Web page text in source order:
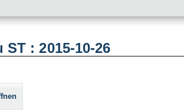
ST : 2015-10-26